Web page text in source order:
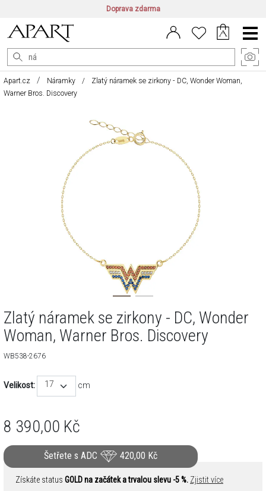
Doprava zdarma
CZ/CZK | EN/EUR PL/PLN
Main
Menu
Apart.cz Náramky
Zlatý náramek se zirkony - DC, Wonder Woman,
Warner Bros. Discovery
Zlatý náramek se zirkony - DC, Wonder
Woman, Warner Bros. Discovery
WB538-2676
Velikost: 17 cm
8 390,00 Kč
Šetřete s ADC 420,00 Kč
Získáte status GOLD na začátek a trvalou slevu -5 %. Zjistit více